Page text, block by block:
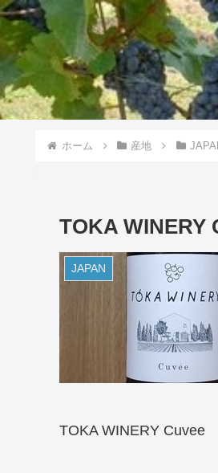
ホーム 産地
TOKA WINERY
JAPAN
TOKA WINERY Cuvee